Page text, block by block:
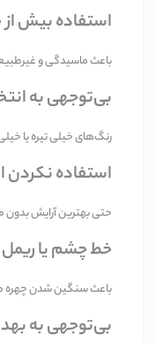
استفاده بیش از
باعث ماسیدگی و
بی‌توجهی به
رنگ‌های خیلی تیره یا
استفاده نکردن
حتی بهترین آرایش
خط چشم یا
باعث سنگین شدن چهره
بی‌توجهی به